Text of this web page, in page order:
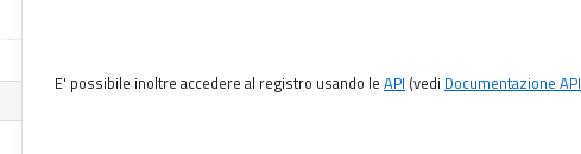
E' possibile inoltre accedere al registro usando le API (vedi Documentazione API